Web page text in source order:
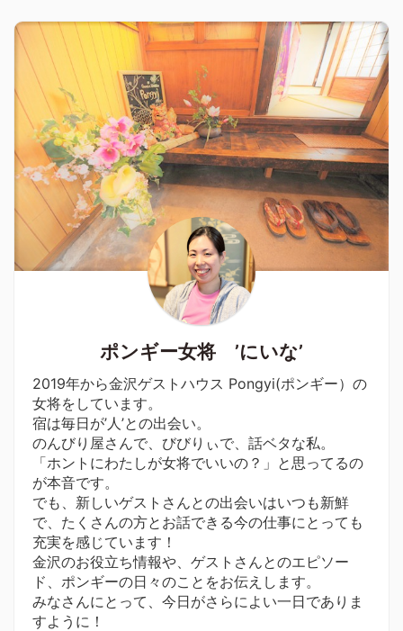
ポンギー女将 ’にいな’
2019年から金沢ゲストハウス Pongyi(ポンギー）の
女将をしています。
宿は毎日が’人’との出会い。
のんびり屋さんで、びびりぃで、話ベタな私。
「ホントにわたしが女将でいいの？」と思ってるの
が本音です。
でも、新しいゲストさんとの出会いはいつも新鮮
で、たくさんの方とお話できる今の仕事にとっても
充実を感じています！
金沢のお役立ち情報や、ゲストさんとのエピソー
ド、ポンギーの日々のことをお伝えします。
みなさんにとって、今日がさらによい一日でありま
すように！